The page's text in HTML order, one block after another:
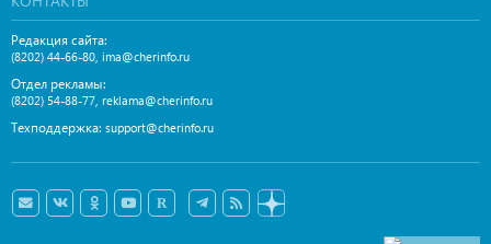
Редакция сайта:
(8202) 44-66-80, ima@cherinfo.ru
Отдел рекламы:
(8202) 54-88-77, reklama@cherinfo.ru
Техподдержка: support@cherinfo.ru